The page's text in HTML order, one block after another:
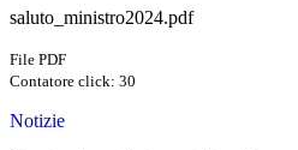
saluto_ministro2024.pdf
File PDF
Contatore click: 30
Notizie